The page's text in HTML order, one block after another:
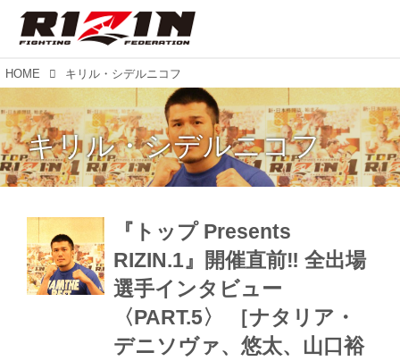
HOME キリル・シデルニコフ
キリル・シデルニコフ
『トップ Presents
RIZIN.1』開催直前‼︎ 全出場
選手インタビュー
〈PART.5〉 ［ナタリア・
デニソヴァ、悠太、山口裕